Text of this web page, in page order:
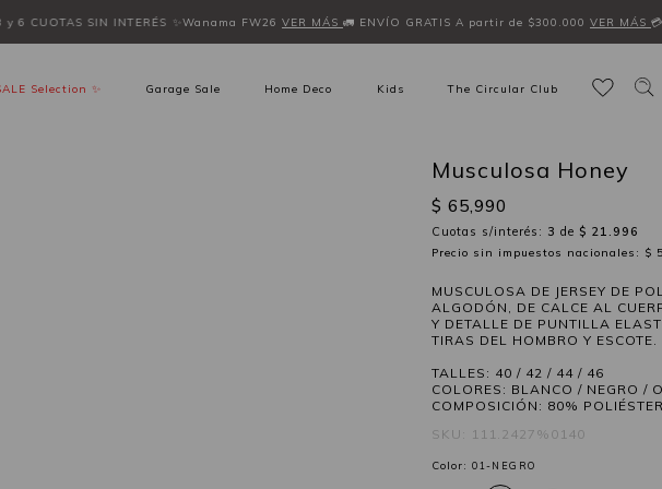
6 CUOTAS SIN INTERÉS ✨Wanama FW26 VER MÁS🚛 ENVÍO GRATIS A partir de $300.000 VER MÁS💳
Selection ✨ Garage Sale Home Deco Kids The Circular Club
Musculosa Honey
$ 65,990
Cuotas s/interés: 3 de $ 21.996
Precio sin impuestos nacionales: $
MUSCULOSA DE JERSEY DE
ALGODÓN, DE CALCE AL
Y DETALLE DE PUNTILLA
TIRAS DEL HOMBRO Y ESCOTE.
TALLES: 40 / 42 / 44 / 46
COLORES: BLANCO / NEGRO /
COMPOSICIÓN: 80%
SKU: 111.2427%0140
Color: 01-NEGRO